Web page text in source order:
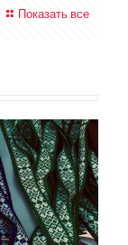
Показать все